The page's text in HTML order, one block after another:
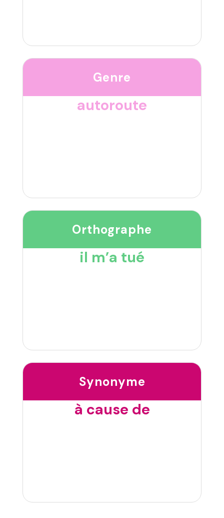
Genre
autoroute
Orthographe
il m’a tué
Synonyme
à cause de